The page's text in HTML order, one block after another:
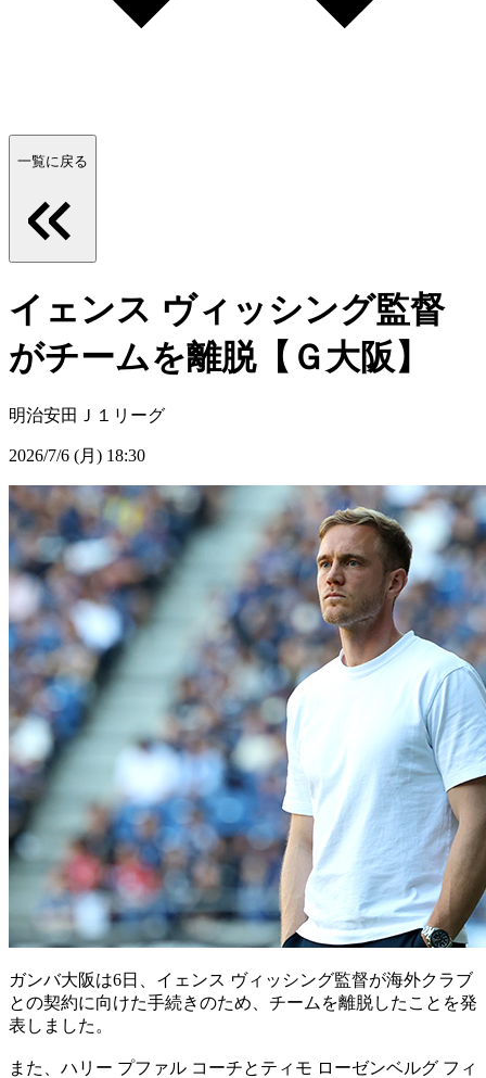
一覧に戻る
イェンス ヴィッシング監督
がチームを離脱【Ｇ大阪】
明治安田Ｊ１リーグ
2026/7/6 (月) 18:30
ガンバ大阪は6日、イェンス ヴィッシング監督が海外クラブ
との契約に向けた手続きのため、チームを離脱したことを発
表しました。
また、ハリー プファル コーチとティモ ローゼンベルグ フィ